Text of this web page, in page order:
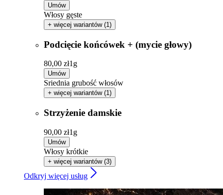
Umów
Włosy gęste
+ więcej wariantów (1)
Podcięcie końcówek + (mycie głowy)
80,00 zł1g
Umów
Sriednia grubość włosów
+ więcej wariantów (1)
Strzyżenie damskie
90,00 zł1g
Umów
Włosy krótkie
+ więcej wariantów (3)
Odkryj więcej usług